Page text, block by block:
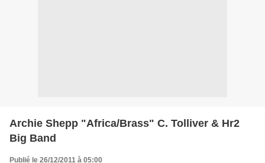
Archie Shepp "Africa/Brass" C. Tolliver & Hr2
Big Band
Publié le 26/12/2011 à 05:00